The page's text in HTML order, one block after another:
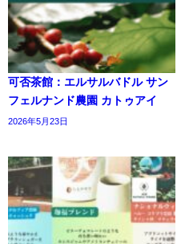
可否茶館：エルサルバドル サン
フェルナンド農園 カトゥアイ
2026年5月23日